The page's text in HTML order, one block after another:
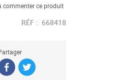
commenter ce produit
RÉF : 668418